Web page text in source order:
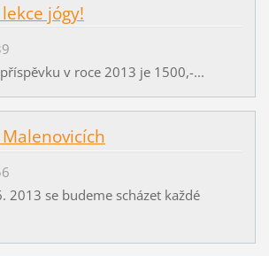
jógy!
v roce 2013 je 1500,-...
2013 se budeme scházet každé